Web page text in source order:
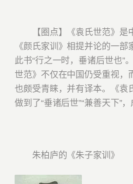
【圈点】《袁氏世范》是
《颜氏家训》相提并论的一部
此书“行之一时，垂诸后世也”
世范》不仅在中国仍受重视，
也颇受青睐，并有译本。《袁
做到了“垂诸后世”“兼善天下”，
朱柏庐的《朱子家训》